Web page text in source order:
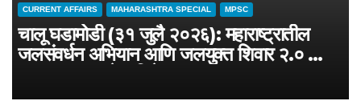
CURRENT AFFAIRS MAHARASHTRA SPECIAL MPSC
चालू घडामोडी (३१ जुलै २०२६): महाराष्ट्रातील
जलसंवर्धन अभियान आणि जलयुक्त शिवार २.० –